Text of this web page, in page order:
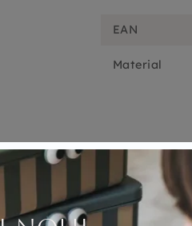
EAN
Material